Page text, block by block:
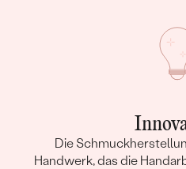
Die
Handwerk, das die